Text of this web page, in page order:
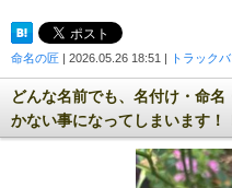
命名の匠 | 2026.05.26 18:51 | トラック
どんな名前でも、名付け・命
かない事になってしまいます！